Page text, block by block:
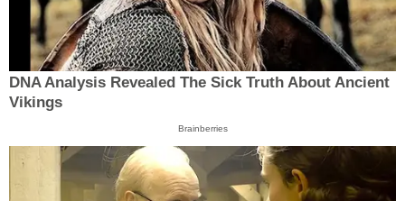
DNA Analysis Revealed The Sick Truth About Ancient
Vikings
Brainberries